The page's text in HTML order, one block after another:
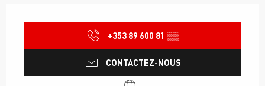
+353 89 600 81 ▒▒
CONTACTEZ-NOUS